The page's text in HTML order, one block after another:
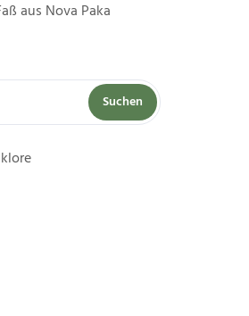
aus Nova Paka
Suchen